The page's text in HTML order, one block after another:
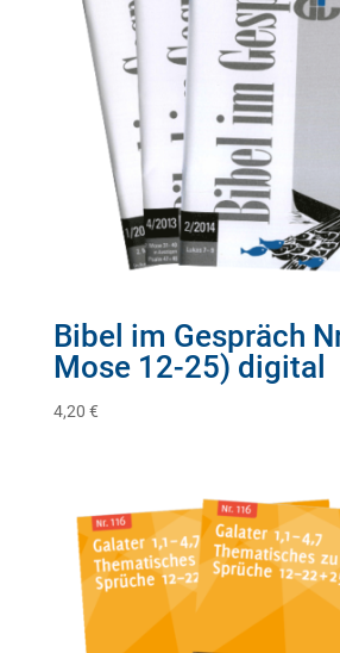
Bibel im Gespräch
Mose 12-25) digital
4,20 €